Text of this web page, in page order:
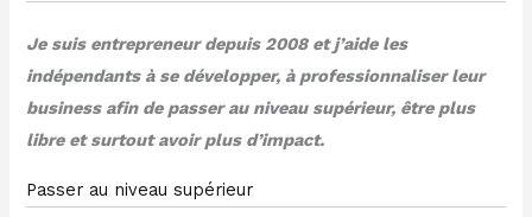
Je suis entrepreneur depuis 2008 et j’aide les
indépendants à se développer, à professionnaliser leur
business afin de passer au niveau supérieur, être plus
libre et surtout avoir plus d’impact.
Passer au niveau supérieur